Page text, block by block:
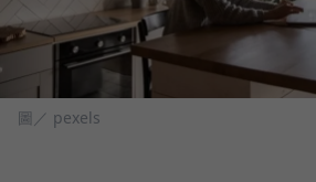
圖／ pexels